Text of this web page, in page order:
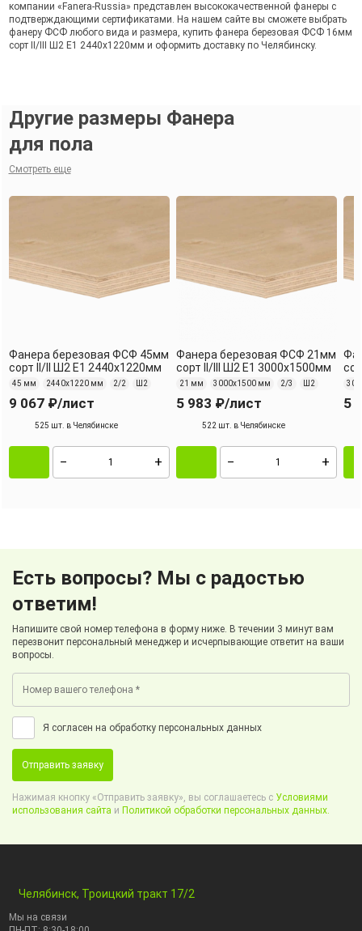
компании «Fanera-Russia» представлен высококачественной фанеры с
подтверждающими сертификатами. На нашем сайте вы сможете выбрать
фанеру ФСФ любого вида и размера, купить фанера березовая ФСФ 16мм
сорт II/III Ш2 Е1 2440х1220мм и оформить доставку по Челябинску.
Другие размеры Фанера
для пола
Смотреть еще
Фанера березовая ФСФ 45мм
сорт II/II Ш2 Е1 2440x1220мм
45 мм 2440х1220 мм 2/2 Ш2
9 067 ₽/лист
525 шт. в Челябинске
Фанера березовая ФСФ 21мм
сорт II/III Ш2 Е1 3000х1500мм
21 мм 3000х1500 мм 2/3 Ш2
5 983 ₽/лист
522 шт. в Челябинске
30
5
Есть вопросы? Мы с радостью
ответим!
Напишите свой номер телефона в форму ниже. В течении 3 минут вам
перезвонит персональный менеджер и исчерпывающие ответит на ваши
вопросы.
Я согласен на обработку персональных данных
Отправить заявку
Нажимая кнопку «Отправить заявку», вы соглашаетесь с Условиями
использования сайта и Политикой обработки персональных данных.
Челябинск, Троицкий тракт 17/2
Мы на связи